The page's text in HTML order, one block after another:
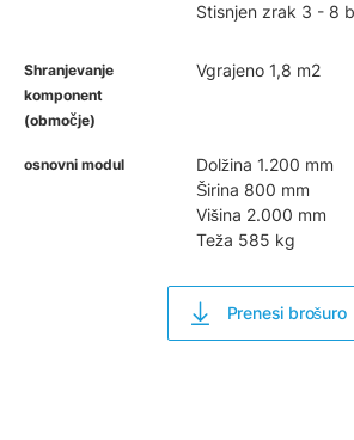
Stisnjen zrak 3 - 8
Shranjevanje
komponent
(območje)
Vgrajeno 1,8 m2
osnovni modul
Dolžina 1.200 mm
Širina 800 mm
Višina 2.000 mm
Teža 585 kg
Prenesi brošuro